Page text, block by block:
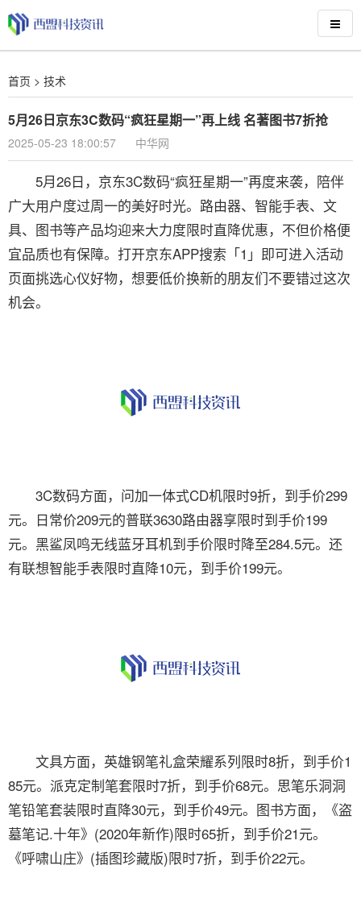
首页 > 技术
5月26日京东3C数码“疯狂星期一”再上线 名著图书7折抢
2025-05-23 18:00:57 中华网
5月26日，京东3C数码“疯狂星期一”再度来袭，陪伴
广大用户度过周一的美好时光。路由器、智能手表、文
具、图书等产品均迎来大力度限时直降优惠，不但价格便
宜品质也有保障。打开京东APP搜索「1」即可进入活动
页面挑选心仪好物，想要低价换新的朋友们不要错过这次
机会。
3C数码方面，问加一体式CD机限时9折，到手价299
元。日常价209元的普联3630路由器享限时到手价199
元。黑鲨凤鸣无线蓝牙耳机到手价限时降至284.5元。还
有联想智能手表限时直降10元，到手价199元。
文具方面，英雄钢笔礼盒荣耀系列限时8折，到手价1
85元。派克定制笔套限时7折，到手价68元。思笔乐洞洞
笔铅笔套装限时直降30元，到手价49元。图书方面，《盗
墓笔记.十年》(2020年新作)限时65折，到手价21元。
《呼啸山庄》(插图珍藏版)限时7折，到手价22元。